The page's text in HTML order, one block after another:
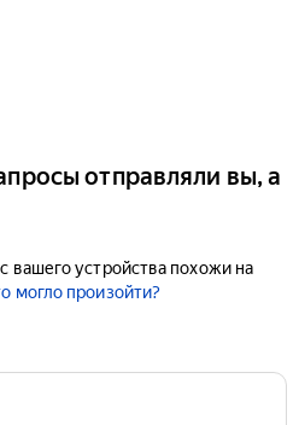
отправляли вы, а
вашего устройства похожи на
могло произойти?